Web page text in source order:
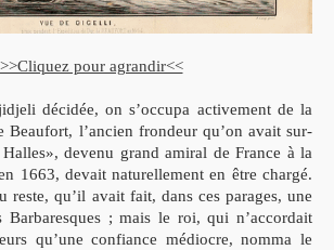
>>Cliquez pour agrandir<<
décidée, on s’occupa activement de la
Beaufort, l’ancien frondeur qu’on avait sur-
devenu grand amiral de France à la
1663, devait naturellement en être chargé.
reste, qu’il avait fait, dans ces parages, une
Barbaresques ; mais le roi, qui n’accordait
qu’une confiance médiocre, nomma le